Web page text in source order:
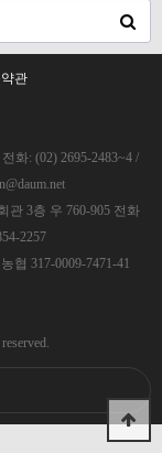
관
화: (02) 2695-2483~4 /
관 3층 우 760-905 전화
2257
협 317-0009-7471-41